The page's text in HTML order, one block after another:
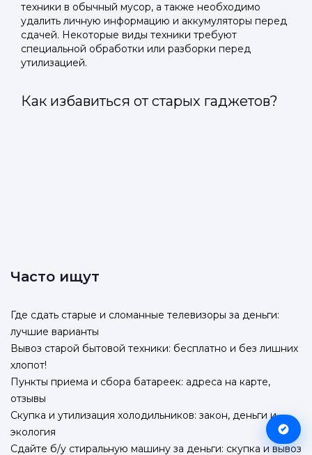
техники в обычный мусор, а также необходимо
удалить личную информацию и аккумуляторы перед
сдачей. Некоторые виды техники требуют
специальной обработки или разборки перед
утилизацией.
Как избавиться от старых гаджетов?
Часто ищут
Где сдать старые и сломанные телевизоры за деньги:
лучшие варианты
Вывоз старой бытовой техники: бесплатно и без лишних
хлопот!
Пункты приема и сбора батареек: адреса на карте,
отзывы
Скупка и утилизация холодильников: закон, деньги и
экология
Сдайте б/у стиральную машину за деньги: скупка и вывоз